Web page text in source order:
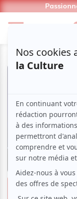
FIJM 2025